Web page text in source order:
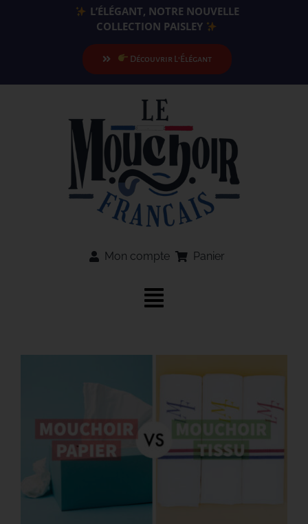
L’ÉLÉGANT, NOTRE NOUVELLE
COLLECTION PAISLEY
Découvrir L’Élégant
Toggle
COLLECTIONS
NOS ENGAGEMENTS
Mon compte Panier